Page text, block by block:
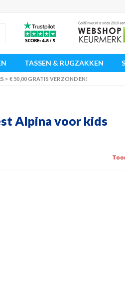
TASSEN & RUGZAKKEN
> € 50,00 GRATIS VERZONDEN!
Alpina voor kids